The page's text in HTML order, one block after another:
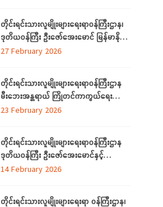
တိုင်းရင်းသားလူမျိုးများရေးရာဝန်ကြီးဌာန၊
ဒုတိယဝန်ကြီး ဦးဇော်အေးမောင် မြန်မာနိုင်ငံ
တော်အလံအကြောင်း သိကောင်းစရာ
27 February 2026
တိုင်းရင်းသားလူမျိုးများရေးရာဝန်ကြီးဌာန
မီးဘေးအန္တရာယ် ကြိုတင်ကာကွယ်ရေး
ဆိုင်ရာ အသိပညာပေးဟောပြောခြင်းနှင့်
23 February 2026
တိုင်းရင်းသားလူမျိုးများရေးရာဝန်ကြီးဌာန
ဒုတိယဝန်ကြီး ဦးဇော်အေးမောင်နှင့်
ရန်ကုန်တိုင်းဒေသကြီးအတွင်းရှိ ရခိုင်စာပေ
လူမှုရေးအသင်းအဖွဲ့များနှင့်တွေ့ဆုံ
14 February 2026
တိုင်းရင်းသားလူမျိုးများရေးရာ ဝန်ကြီးဌာန၊